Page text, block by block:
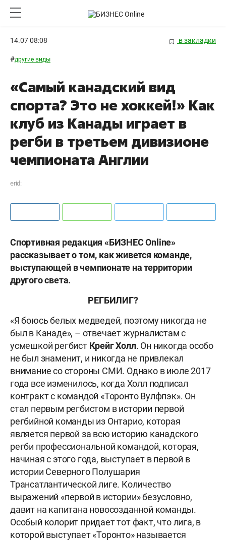
14.07 08:08 в закладки
#другие виды
«Самый канадский вид
спорта? Это не хоккей!» Как
клуб из Канады играет в
регби в третьем дивизионе
чемпионата Англии
erid:
Спортивная редакция «БИЗНЕС Online»
рассказывает о том, как живется команде,
выступающей в чемпионате на территории
другого света.
РЕГБИЛИГ?
«Я боюсь белых медведей, поэтому никогда не
был в Канаде», – отвечает журналистам с
усмешкой регбист Крейг Холл. Он никогда особо
не был знаменит, и никогда не привлекал
внимание со стороны СМИ. Однако в июле 2017
года все изменилось, когда Холл подписал
контракт с командой «Торонто Вулфпэк». Он
стал первым регбистом в истории первой
регбийной команды из Онтарио, которая
является первой за всю историю канадского
регби профессиональной командой, которая,
начиная с этого года, выступает в первой в
истории Северного Полушария
Трансатлантической лиге. Количество
выражений «первой в истории» безусловно,
давит на капитана новосозданной команды.
Особый колорит придает тот факт, что лига, в
которой выступает «Торонто» называется